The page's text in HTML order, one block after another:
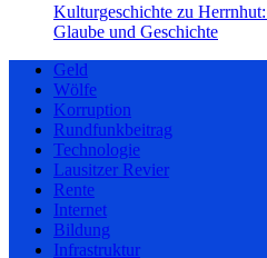
Kulturgeschichte zu
Glaube und Geschichte
Geld
Wölfe
Korruption
Rundfunkbeitrag
Technologie
Lausitzer Revier
Rente
Internet
Bildung
Infrastruktur